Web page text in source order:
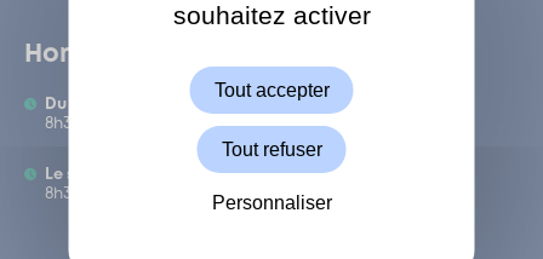
Horaires
Du lundi au vendredi :
8h30-12h/13h-17h
Le samedi :
8h30-12h
ShareThis est désactivé.
souhaitez activer
Tout accepter
Tout refuser
Personnaliser